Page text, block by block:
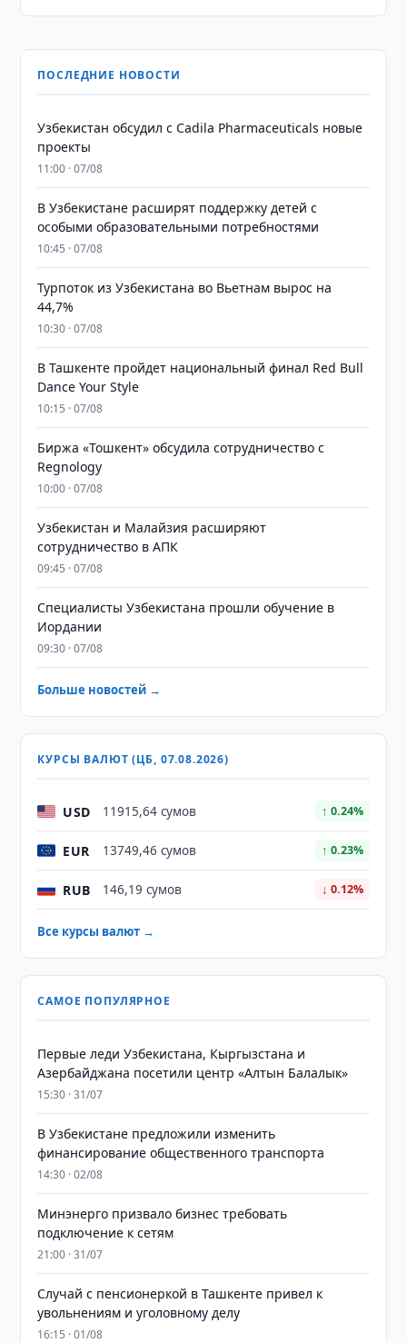
ПОСЛЕДНИЕ НОВОСТИ
Узбекистан обсудил с Cadila Pharmaceuticals новые
проекты
11:00 · 07/08
В Узбекистане расширят поддержку детей с
особыми образовательными потребностями
10:45 · 07/08
Турпоток из Узбекистана во Вьетнам вырос на
44,7%
10:30 · 07/08
В Ташкенте пройдет национальный финал Red Bull
Dance Your Style
10:15 · 07/08
Биржа «Тошкент» обсудила сотрудничество с
Regnology
10:00 · 07/08
Узбекистан и Малайзия расширяют
сотрудничество в АПК
09:45 · 07/08
Специалисты Узбекистана прошли обучение в
Иордании
09:30 · 07/08
Больше новостей →
КУРСЫ ВАЛЮТ (ЦБ, 07.08.2026)
USD 11915,64 сумов ↑ 0.24%
EUR 13749,46 сумов ↑ 0.23%
RUB 146,19 сумов ↓ 0.12%
Все курсы валют →
САМОЕ ПОПУЛЯРНОЕ
Первые леди Узбекистана, Кыргызстана и
Азербайджана посетили центр «Алтын Балалык»
15:30 · 31/07
В Узбекистане предложили изменить
финансирование общественного транспорта
14:30 · 02/08
Минэнерго призвало бизнес требовать
подключение к сетям
21:00 · 31/07
Случай с пенсионеркой в Ташкенте привел к
увольнениям и уголовному делу
16:15 · 01/08